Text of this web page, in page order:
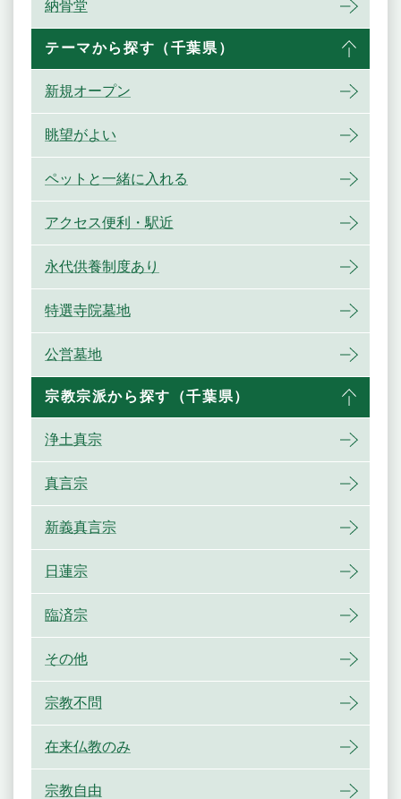
納骨堂
テーマから探す（千葉県）
新規オープン
眺望がよい
ペットと一緒に入れる
アクセス便利・駅近
永代供養制度あり
特選寺院墓地
公営墓地
宗教宗派から探す（千葉県）
浄土真宗
真言宗
新義真言宗
日蓮宗
臨済宗
その他
宗教不問
在来仏教のみ
宗教自由